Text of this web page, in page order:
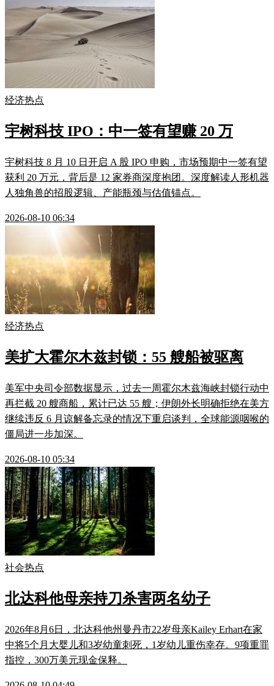
经济热点
宇树科技 IPO：中一签有望赚 20 万
宇树科技 8 月 10 日开启 A 股 IPO 申购，市场预期中一签有望
获利 20 万元，背后是 12 家券商深度抱团。深度解读人形机器
人独角兽的招股逻辑、产能瓶颈与估值锚点。
2026-08-10 06:34
经济热点
美扩大霍尔木兹封锁：55 艘船被驱离
美军中央司令部数据显示，过去一周霍尔木兹海峡封锁行动中
再拦截 20 艘商船，累计已达 55 艘；伊朗外长明确拒绝在美方
继续违反 6 月谅解备忘录的情况下重启谈判，全球能源咽喉的
僵局进一步加深。
2026-08-10 05:34
社会热点
北达科他母亲持刀杀害两名幼子
2026年8月6日，北达科他州曼丹市22岁母亲Kailey Erhart在家
中将5个月大婴儿和3岁幼童刺死，1岁幼儿重伤幸存。9项重罪
指控，300万美元现金保释。